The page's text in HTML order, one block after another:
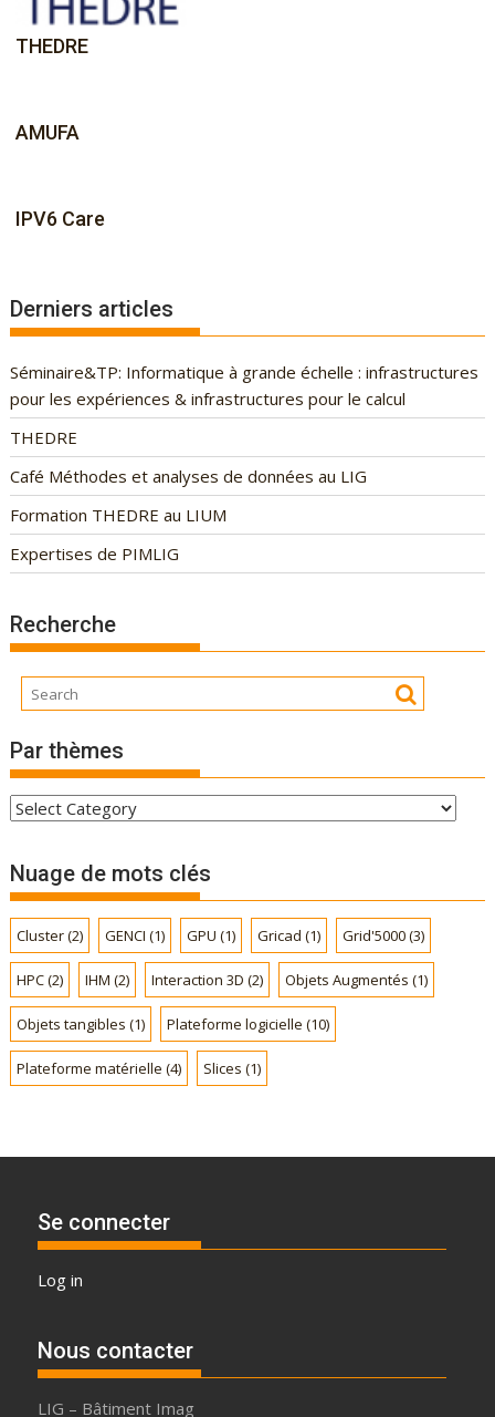
o
THEDRE
AMUFA
IPV6 Care
Derniers articles
Séminaire&TP: Informatique à grande échelle : infrastructures
pour les expériences & infrastructures pour le calcul
THEDRE
Café Méthodes et analyses de données au LIG
Formation THEDRE au LIUM
Expertises de PIMLIG
Recherche
Par thèmes
P
r
t
h
è
m
e
s
Nuage de mots clés
Cluster(2) GENCI (1) GPU (1) Gricad (1) Grid'5000(3)
HPC(2) IHM (2) Interaction 3D (2) Objets Augmentés (1)
Objets tangibles (1) Plateforme logicielle (10)
Plateforme matérielle (4) Slices (1)
Se connecter
Log in
Nous contacter
LIG – Bâtiment Imag